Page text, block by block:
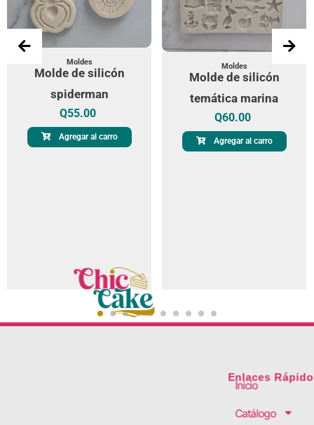
Moldes
Molde de silicón
spiderman
Q55.00
Agregar al carro
Moldes
Molde de silicón
temática marina
Q60.00
Agregar al carro
Enlaces
Inicio
Catálogo